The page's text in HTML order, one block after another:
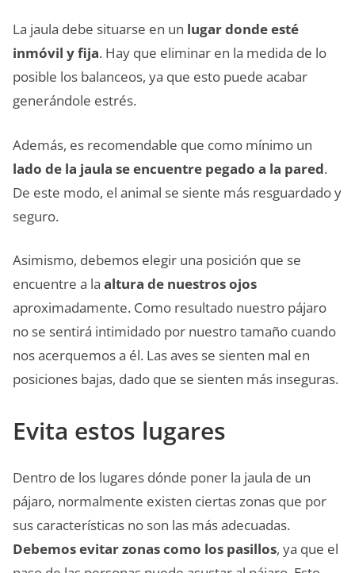
La jaula debe situarse en un lugar donde esté
inmóvil y fija. Hay que eliminar en la medida de lo
posible los balanceos, ya que esto puede acabar
generándole estrés.
Además, es recomendable que como mínimo un
lado de la jaula se encuentre pegado a la pared.
De este modo, el animal se siente más resguardado y
seguro.
Asimismo, debemos elegir una posición que se
encuentre a la altura de nuestros ojos
aproximadamente. Como resultado nuestro pájaro
no se sentirá intimidado por nuestro tamaño cuando
nos acerquemos a él. Las aves se sienten mal en
posiciones bajas, dado que se sienten más inseguras.
Evita estos lugares
Dentro de los lugares dónde poner la jaula de un
pájaro, normalmente existen ciertas zonas que por
sus características no son las más adecuadas.
Debemos evitar zonas como los pasillos, ya que el